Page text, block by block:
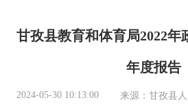
甘孜县教育和体育局2022年
年度报告
2024-05-30 10:13:00 来源： 甘孜县